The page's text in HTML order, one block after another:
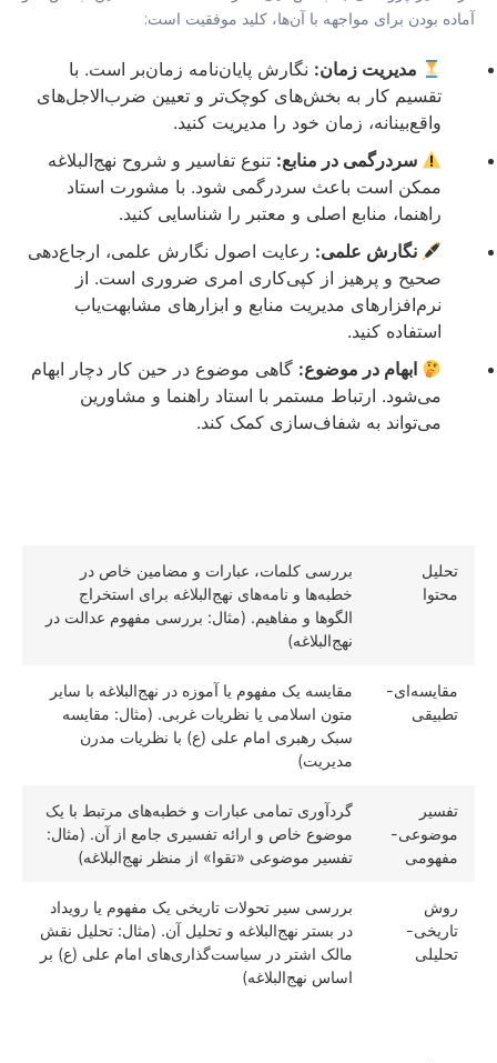
آماده بودن برای مواجهه با آن‌ها، کلید موفقیت است:
مدیریت زمان: نگارش پایان‌نامه زمان‌بر است. با
تقسیم کار به بخش‌های کوچک‌تر و تعیین ضرب‌الاجل‌های
واقع‌بینانه، زمان خود را مدیریت کنید.
سردرگمی در منابع: تنوع تفاسیر و شروح نهج‌البلاغه
ممکن است باعث سردرگمی شود. با مشورت استاد
راهنما، منابع اصلی و معتبر را شناسایی کنید.
نگارش علمی: رعایت اصول نگارش علمی، ارجاع‌دهی
صحیح و پرهیز از کپی‌کاری امری ضروری است. از
نرم‌افزارهای مدیریت منابع و ابزارهای مشابهت‌یاب
استفاده کنید.
ابهام در موضوع: گاهی موضوع در حین کار دچار ابهام
می‌شود. ارتباط مستمر با استاد راهنما و مشاورین
می‌تواند به شفاف‌سازی کمک کند.
تحلیل
محتوا
بررسی کلمات، عبارات و مضامین خاص در
خطبه‌ها و نامه‌های نهج‌البلاغه برای استخراج
الگوها و مفاهیم. (مثال: بررسی مفهوم عدالت در
نهج‌البلاغه)
مقایسه‌ای-
تطبیقی
مقایسه یک مفهوم یا آموزه در نهج‌البلاغه با سایر
متون اسلامی یا نظریات غربی. (مثال: مقایسه
سبک رهبری امام علی (ع) با نظریات مدرن
مدیریت)
تفسیر
موضوعی-
مفهومی
گردآوری تمامی عبارات و خطبه‌های مرتبط با یک
موضوع خاص و ارائه تفسیری جامع از آن. (مثال:
تفسیر موضوعی «تقوا» از منظر نهج‌البلاغه)
روش
تاریخی-
تحلیلی
بررسی سیر تحولات تاریخی یک مفهوم یا رویداد
در بستر نهج‌البلاغه و تحلیل آن. (مثال: تحلیل نقش
مالک اشتر در سیاست‌گذاری‌های امام علی (ع) بر
اساس نهج‌البلاغه)